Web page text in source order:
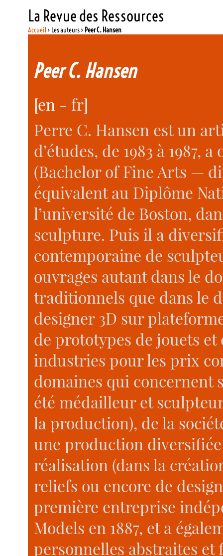
La Revue des Ressources
Accueil> Les auteurs > Peer C. Hansen
Peer C. Hansen
[en - fr]
Perre C. Hansen est un
d’études, de 1983 à 1987,
(Bachelor of Fine Arts —
équivalent au Diplôme
l’université de Boston,
sculpture. Puis il a
contemporaine de
ouvrages autant dans le
traditionnels que dans le
designer 3D sur
de prototypes de jouets
industries pour les prix
domaines qui concernent
été médailleur et
la production), de la
une production
réalisation (dans la
reliefs ou encore de
première entreprise
Models en 1887, et a
personnelles abstraites